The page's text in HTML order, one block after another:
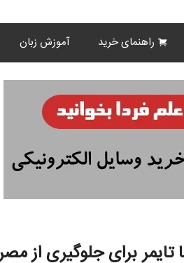
راهنمای خرید آموزش زبان
برای جلوگیری از